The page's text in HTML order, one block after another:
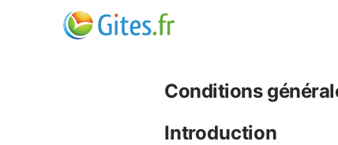
Conditions
Introduction